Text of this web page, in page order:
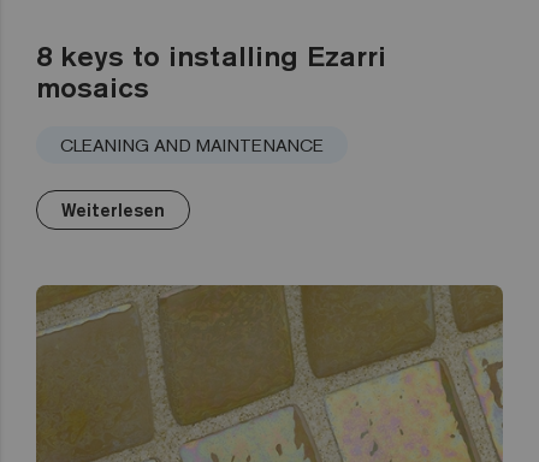
8 keys to installing Ezarri
mosaics
CLEANING AND MAINTENANCE
Weiterlesen